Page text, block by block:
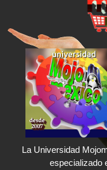
La Universidad
especializado